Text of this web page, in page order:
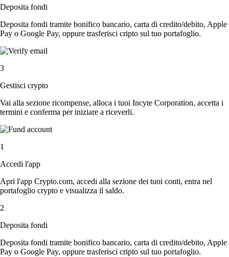
Deposita fondi
Deposita fondi tramite bonifico bancario, carta di credito/debito, Apple
Pay o Google Pay, oppure trasferisci cripto sul tuo portafoglio.
3
Gestisci crypto
Vai alla sezione ricompense, alloca i tuoi Incyte Corporation, accetta i
termini e conferma per iniziare a riceverli.
1
Accedi l'app
Apri l'app Crypto.com, accedi alla sezione dei tuoi conti, entra nel
portafoglio crypto e visualizza il saldo.
2
Deposita fondi
Deposita fondi tramite bonifico bancario, carta di credito/debito, Apple
Pay o Google Pay, oppure trasferisci cripto sul tuo portafoglio.